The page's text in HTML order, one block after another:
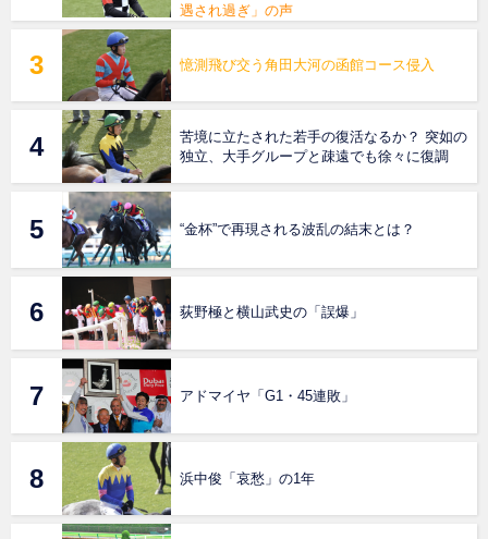
遇され過ぎ」の声
憶測飛び交う角田大河の函館コース侵入
苦境に立たされた若手の復活なるか？ 突如の
独立、大手グループと疎遠でも徐々に復調
“金杯”で再現される波乱の結末とは？
荻野極と横山武史の「誤爆」
アドマイヤ「G1・45連敗」
浜中俊「哀愁」の1年